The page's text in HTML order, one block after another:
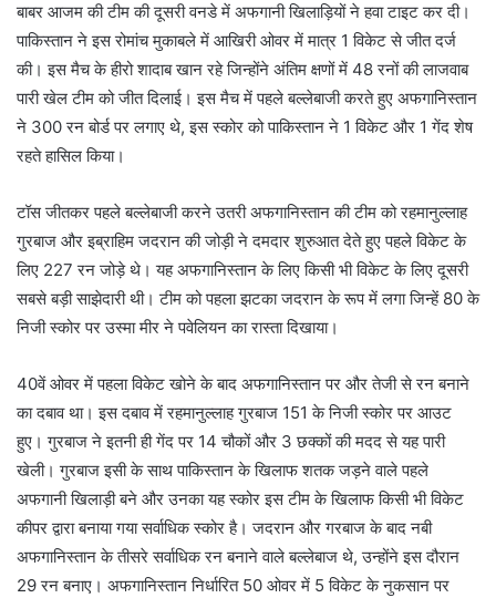
बाबर आजम की टीम की दूसरी वनडे में अफगानी खिलाड़ियों ने हवा टाइट कर दी।
पाकिस्तान ने इस रोमांच मुकाबले में आखिरी ओवर में मात्र 1 विकेट से जीत दर्ज
की। इस मैच के हीरो शादाब खान रहे जिन्होंने अंतिम क्षणों में 48 रनों की लाजवाब
पारी खेल टीम को जीत दिलाई। इस मैच में पहले बल्लेबाजी करते हुए अफगानिस्तान
ने 300 रन बोर्ड पर लगाए थे, इस स्कोर को पाकिस्तान ने 1 विकेट और 1 गेंद शेष
रहते हासिल किया।
टॉस जीतकर पहले बल्लेबाजी करने उतरी अफगानिस्तान की टीम को रहमानुल्लाह
गुरबाज और इब्राहिम जदरान की जोड़ी ने दमदार शुरुआत देते हुए पहले विकेट के
लिए 227 रन जोड़े थे। यह अफगानिस्तान के लिए किसी भी विकेट के लिए दूसरी
सबसे बड़ी साझेदारी थी। टीम को पहला झटका जदरान के रूप में लगा जिन्हें 80 के
निजी स्कोर पर उस्मा मीर ने पवेलियन का रास्ता दिखाया।
40वें ओवर में पहला विकेट खोने के बाद अफगानिस्तान पर और तेजी से रन बनाने
का दबाव था। इस दबाव में रहमानुल्लाह गुरबाज 151 के निजी स्कोर पर आउट
हुए। गुरबाज ने इतनी ही गेंद पर 14 चौकों और 3 छक्कों की मदद से यह पारी
खेली। गुरबाज इसी के साथ पाकिस्तान के खिलाफ शतक जड़ने वाले पहले
अफगानी खिलाड़ी बने और उनका यह स्कोर इस टीम के खिलाफ किसी भी विकेट
कीपर द्वारा बनाया गया सर्वाधिक स्कोर है। जदरान और गरबाज के बाद नबी
अफगानिस्तान के तीसरे सर्वाधिक रन बनाने वाले बल्लेबाज थे, उन्होंने इस दौरान
29 रन बनाए। अफगानिस्तान निर्धारित 50 ओवर में 5 विकेट के नुकसान पर